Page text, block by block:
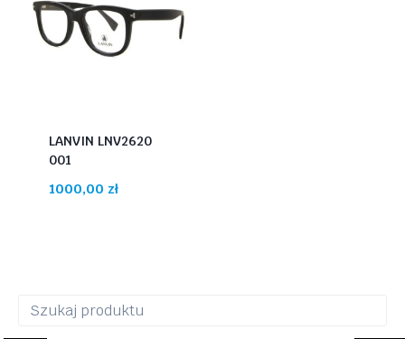
LANVIN LNV2620
001
1000,00 zł